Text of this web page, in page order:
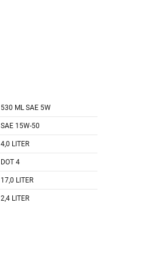
530 ML SAE 5W
SAE 15W-50
4,0 LITER
DOT 4
17,0 LITER
2,4 LITER